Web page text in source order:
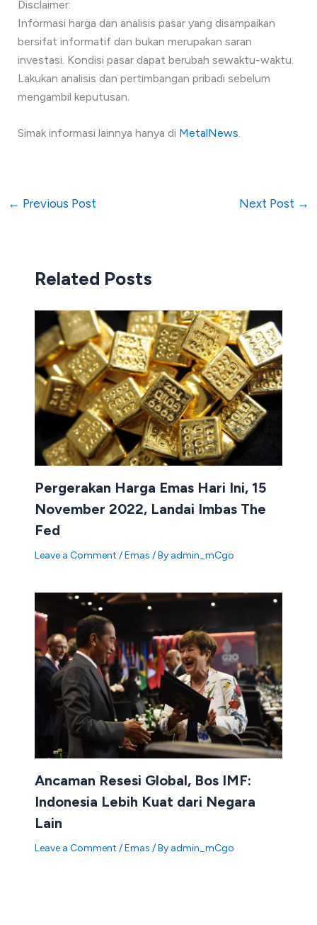
Disclaimer:
Informasi harga dan analisis pasar yang disampaikan
bersifat informatif dan bukan merupakan saran
investasi. Kondisi pasar dapat berubah sewaktu-waktu.
Lakukan analisis dan pertimbangan pribadi sebelum
mengambil keputusan.
Simak informasi lainnya hanya di MetalNews.
← Previous Post Next Post →
Related Posts
Pergerakan Harga Emas Hari Ini, 15
November 2022, Landai Imbas The
Fed
Leave a Comment /Emas / By admin_mCgo
Ancaman Resesi Global, Bos IMF:
Indonesia Lebih Kuat dari Negara
Lain
Leave a Comment /Emas / By admin_mCgo